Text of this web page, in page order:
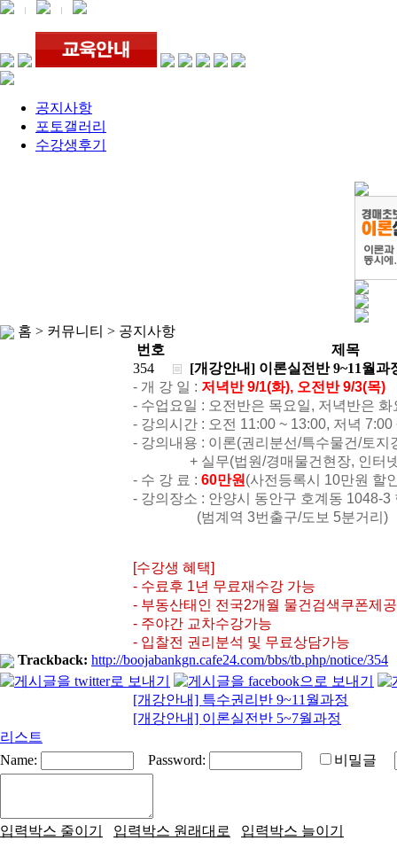
공지사항
포토갤러리
수강생후기
홈 > 커뮤니티 > 공지사항
번호
제목
354
[개강안내] 이론실전반 9~11월과
- 개 강 일 : 저녁반 9/1(화), 오전반 9/3(목)
- 수업요일 : 오전반은 목요일, 저녁반은 화
- 강의시간 : 오전 11:00 ~ 13:00, 저녁 7:00
- 강의내용 : 이론(권리분선/특수물건/토
+ 실무(법원/경매물건현장, 인터넷
- 수 강 료 : 60만원 (사전등록시 10만원 할
- 강의장소 : 안양시 동안구 호계동 1048-
(범계역 3번출구/도보 5분거리)
[수강생 혜택]
- 수료후 1년 무료재수강 가능
- 부동산태인 전국2개월 물건검색쿠폰제공
- 주야간 교차수강가능
- 입찰전 권리분석 및 무료상담가능
Trackback: http://boojabankgn.cafe24.com/bbs/tb.php/notice/354
[개강안내] 특수권리반 9~11월과정
[개강안내] 이론실전반 5~7월과정
리스트
Name:
Password: 비밀글
입력박스 줄이기 입력박스 원래대로 입력박스 늘이기